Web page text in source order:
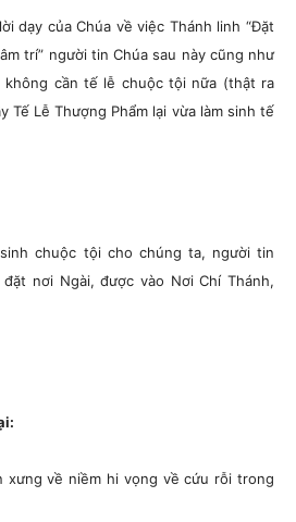
dạy của Chúa về việc Thánh linh “Đặt
trí” người tin Chúa sau này cũng như
không cần tế lễ chuộc tội nữa (thật ra
Tế Lễ Thượng Phẩm lại vừa làm sinh tế
chuộc tội cho chúng ta, người tin
nơi Ngài, được vào Nơi Chí Thánh,
về niềm hi vọng về cứu rỗi trong